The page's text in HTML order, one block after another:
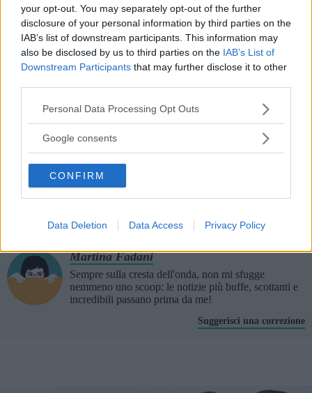
your opt-out. You may separately opt-out of the further
disclosure of your personal information by third parties on the
IAB’s list of downstream participants. This information may
also be disclosed by us to third parties on the IAB’s List of
Downstream Participants that may further disclose it to other
Please note that this website/app uses one or more Google
not limited to your visit or usage behaviour. You may click to
use your data for below specified purposes in below Google
consent section.
Personal Data Processing Opt Outs
Google consents
CONFIRM
Data Deletion Data Access Privacy Policy
Seguici anche su Google News!
Ti è stato utile?
Condividi su Facebook
Martina Fadani
Sempre sulla cresta dell'onda, non mi sfugge
nemmeno uno scoop: le notizie più buffe, scottanti e
incredibili passano prima da me!
Suggerisci una correzione